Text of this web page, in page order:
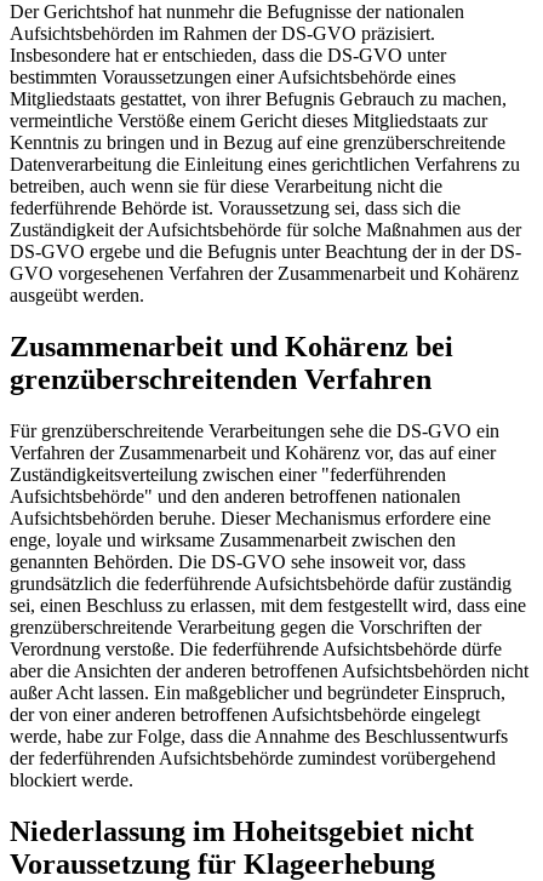
Der Gerichtshof hat nunmehr die Befugnisse der nationalen
Aufsichtsbehörden im Rahmen der DS-GVO präzisiert.
Insbesondere hat er entschieden, dass die DS-GVO unter
bestimmten Voraussetzungen einer Aufsichtsbehörde eines
Mitgliedstaats gestattet, von ihrer Befugnis Gebrauch zu machen,
vermeintliche Verstöße einem Gericht dieses Mitgliedstaats zur
Kenntnis zu bringen und in Bezug auf eine grenzüberschreitende
Datenverarbeitung die Einleitung eines gerichtlichen Verfahrens zu
betreiben, auch wenn sie für diese Verarbeitung nicht die
federführende Behörde ist. Voraussetzung sei, dass sich die
Zuständigkeit der Aufsichtsbehörde für solche Maßnahmen aus der
DS-GVO ergebe und die Befugnis unter Beachtung der in der DS-
GVO vorgesehenen Verfahren der Zusammenarbeit und Kohärenz
ausgeübt werden.
Zusammenarbeit und Kohärenz bei
grenzüberschreitenden Verfahren
Für grenzüberschreitende Verarbeitungen sehe die DS-GVO ein
Verfahren der Zusammenarbeit und Kohärenz vor, das auf einer
Zuständigkeitsverteilung zwischen einer "federführenden
Aufsichtsbehörde" und den anderen betroffenen nationalen
Aufsichtsbehörden beruhe. Dieser Mechanismus erfordere eine
enge, loyale und wirksame Zusammenarbeit zwischen den
genannten Behörden. Die DS-GVO sehe insoweit vor, dass
grundsätzlich die federführende Aufsichtsbehörde dafür zuständig
sei, einen Beschluss zu erlassen, mit dem festgestellt wird, dass eine
grenzüberschreitende Verarbeitung gegen die Vorschriften der
Verordnung verstoße. Die federführende Aufsichtsbehörde dürfe
aber die Ansichten der anderen betroffenen Aufsichtsbehörden nicht
außer Acht lassen. Ein maßgeblicher und begründeter Einspruch,
der von einer anderen betroffenen Aufsichtsbehörde eingelegt
werde, habe zur Folge, dass die Annahme des Beschlussentwurfs
der federführenden Aufsichtsbehörde zumindest vorübergehend
blockiert werde.
Niederlassung im Hoheitsgebiet nicht
Voraussetzung für Klageerhebung